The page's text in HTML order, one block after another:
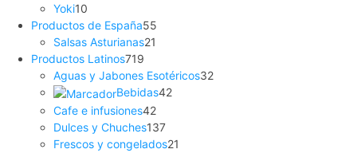
Yoki10
Productos de España55
Salsas Asturianas21
Productos Latinos719
Aguas y Jabones Esotéricos32
Bebidas42
Cafe e infusiones42
Dulces y Chuches137
Frescos y congelados21